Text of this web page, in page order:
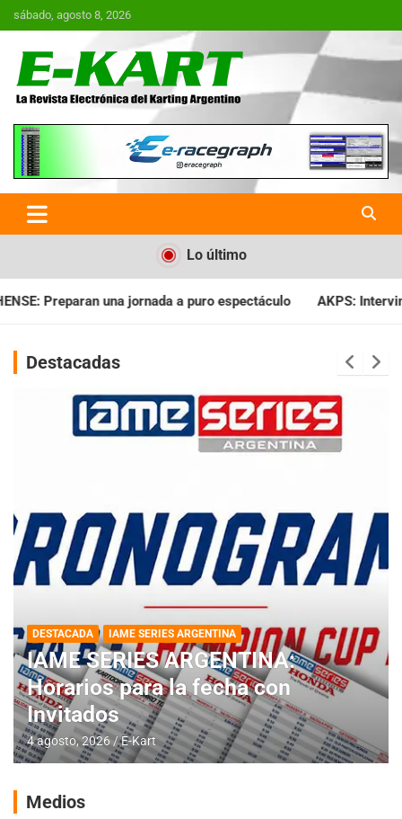
Saltar
al
sábado, agosto 8, 2026
E-Kart.com.ar | La Revista
Electrónica del Karting en
Argentina
Lo último
a puro espectáculo AKPS: Intervino la IGJ y oficializó el
Destacadas
DESTACADA IAME SERIES ARGENTINA
IAME SERIES ARGENTINA:
Horarios para la fecha con
Invitados
4 agosto, 2026 E-Kart
Medios